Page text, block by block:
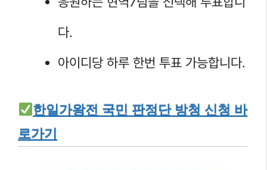
다.
아이디당 하루 한번 투표 가능합니다.
한일가왕전 국민 판정단 방청 신청 바
로가기